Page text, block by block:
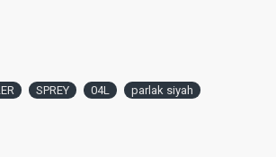
2 doygun çapraz kat
SPREY 04L parlak siyah